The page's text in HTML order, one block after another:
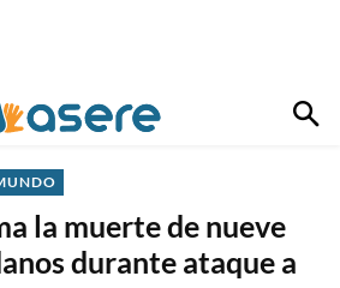
la muerte de nueve
durante ataque a